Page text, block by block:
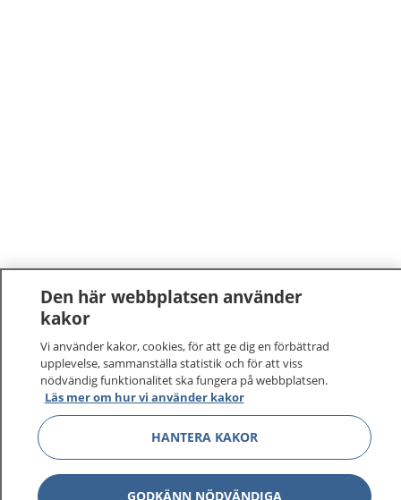
Den här webbplatsen använder
kakor
Vi använder kakor, cookies, för att ge dig en förbättrad
upplevelse, sammanställa statistik och för att viss
nödvändig funktionalitet ska fungera på webbplatsen.
Läs mer om hur vi använder kakor
HANTERA KAKOR
GODKÄNN NÖDVÄNDIGA